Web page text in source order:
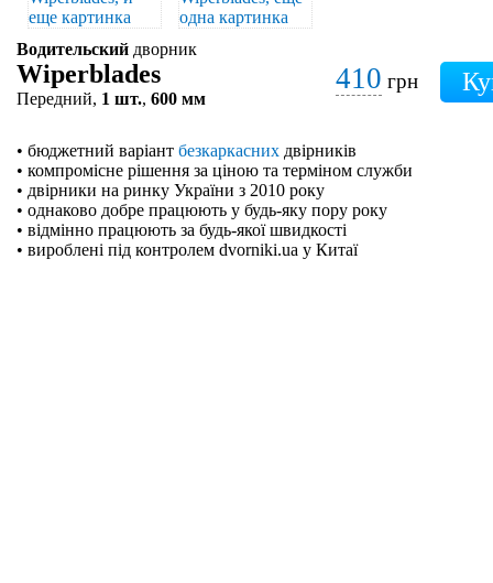
Водительский дворник
Wiperblades
Передний, 1 шт., 600 мм
410 грн
• бюджетний варіант безкаркасних двірників
• компромісне рішення за ціною та терміном служби
• двірники на ринку України з 2010 року
• однаково добре працюють у будь-яку пору року
• відмінно працюють за будь-якої швидкості
• вироблені під контролем dvorniki.ua у Китаї